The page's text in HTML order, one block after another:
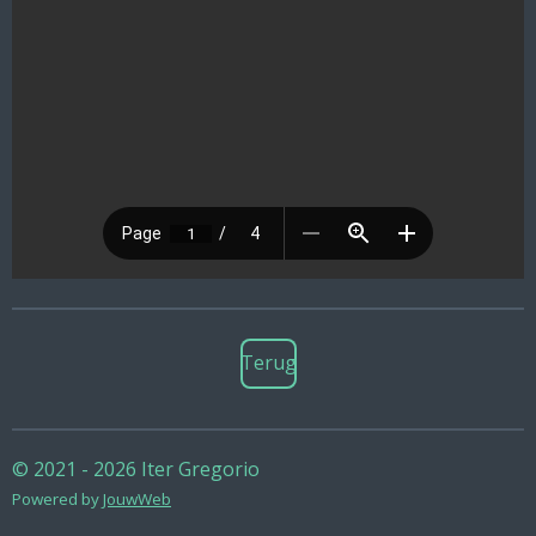
Terug
© 2021 - 2026 Iter Gregorio
Powered by JouwWeb